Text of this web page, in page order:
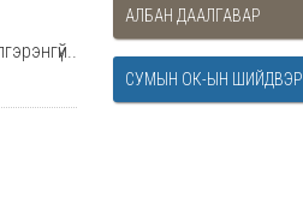
АЛБАН ДААЛГАВАР
СУМЫН ОК-ЫН ШИЙДВЭР